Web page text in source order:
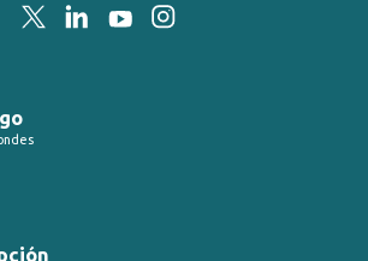
TwitterLinkedInYouTubeInstagram